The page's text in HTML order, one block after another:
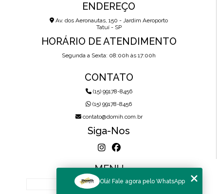
ENDEREÇO
Av. dos Aeronautas, 150 - Jardim Aeroporto
Tatuí - SP
HORÁRIO DE ATENDIMENTO
Segunda a Sexta: 08:00h às 17:00h
CONTATO
(15) 99178-8456
(15) 99178-8456
contato@domih.com.br
Siga-Nos
MENU
HOME
Olá! Fale agora pelo WhatsApp